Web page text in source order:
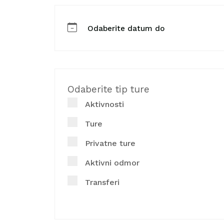
Odaberite tip ture
Aktivnosti
Ture
Privatne ture
Aktivni odmor
Transferi